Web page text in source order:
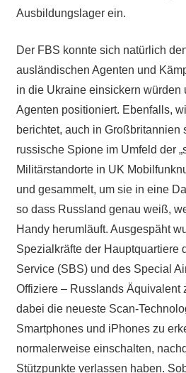
Ausbildungslager ein.
Der FBS konnte sich natürlich
ausländischen Agenten und
in die Ukraine einsickern würden
Agenten positioniert. Ebenfalls,
berichtet, auch in Großbritannien
russische Spione im Umfeld der
Militärstandorte in UK
und gesammelt, um sie in eine
so dass Russland genau weiß,
Handy herumläuft. Ausgespäht
Spezialkräfte der Hauptquartiere
Service (SBS) und des Special
Offiziere – Russlands Äquivalent
dabei die neueste Scan-
Smartphones und iPhones zu
normalerweise einschalten,
Stützpunkte verlassen haben.